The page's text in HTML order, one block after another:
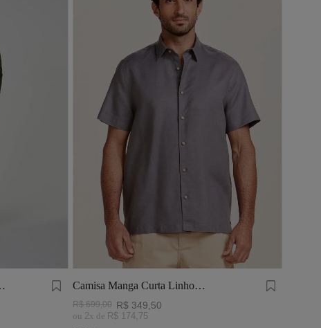
Camisa Manga Curta Linho
R$ 699,00 R$ 349 50
ou 2x de R$ 174, 75